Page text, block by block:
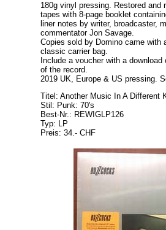
180g vinyl pressing. Restored
tapes with 8-page booklet
liner notes by writer, broadcaster,
commentator Jon Savage.
Copies sold by Domino came with
classic carrier bag.
Include a voucher with a
of the record.
2019 UK, Europe & US pressing.
Titel: Another Music In A Different
Stil: Punk: 70's
Best-Nr.: REWIGLP126
Typ: LP
Preis: 34.- CHF